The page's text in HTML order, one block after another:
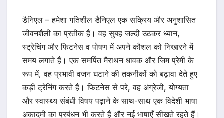
डैनिएल – हमेशा गतिशील डैनिएल एक सक्रिय और अनुशासित
जीवनशैली का प्रतीक हैं। वह सुबह जल्दी उठकर ध्यान,
स्ट्रेचिंग और फिटनेस व पोषण में अपने कौशल को निखारने में
समय लगाते हैं। एक समर्पित मैराथन धावक और जिम प्रेमी के
रूप में, वह प्रभावी वजन घटाने की तकनीकों को बढ़ावा देते हुए
कड़ी ट्रेनिंग करते हैं। फिटनेस से परे, वह अंग्रेजी, योग्यता
और स्वास्थ्य संबंधी विषय पढ़ाने के साथ-साथ एक विदेशी भाषा
अकादमी का प्रबंधन भी करते हैं और नई भाषाएँ सीखते रहते हैं।